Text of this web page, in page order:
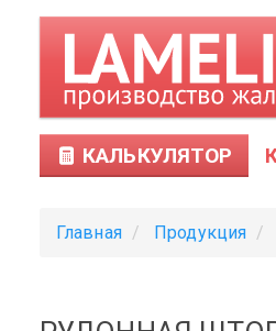
КАЛЬКУЛЯТОР
Главная Продукция